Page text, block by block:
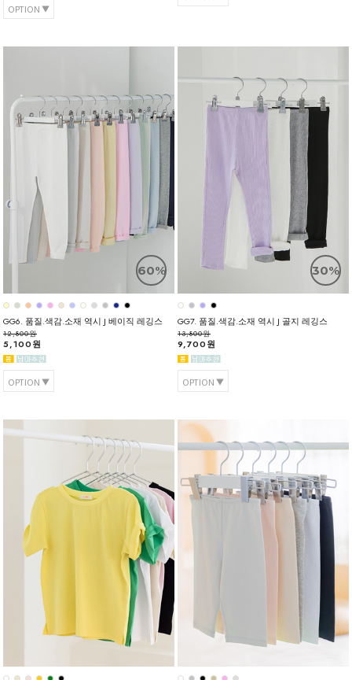
OPTION
60%
GG6. 품질.색감.소재 역시 J 베이직 레깅스
12,800원
5,100원
OPTION
30%
GG7. 품질.색감.소재 역시 J 골지 레깅스
13,800원
9,700원
OPTION